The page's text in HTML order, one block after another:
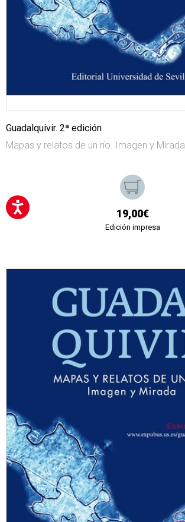
Guadalquivir. 2ª edición
Mapas y relatos de un río. Imagen y Mirada
19,00€
Edición impresa